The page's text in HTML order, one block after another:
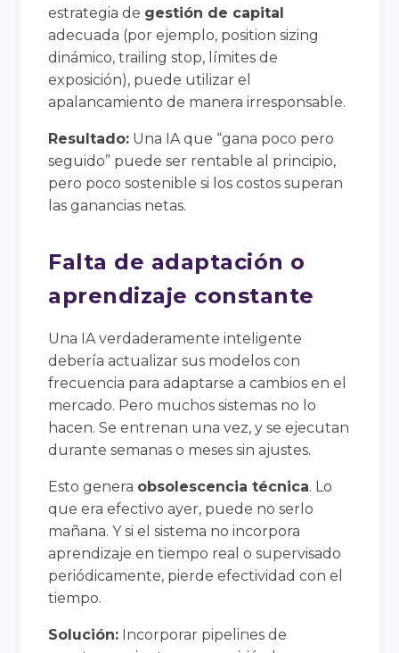
estrategia de gestión de capital
adecuada (por ejemplo, position sizing
dinámico, trailing stop, límites de
exposición), puede utilizar el
apalancamiento de manera irresponsable.
Resultado: Una IA que “gana poco pero
seguido” puede ser rentable al principio,
pero poco sostenible si los costos superan
las ganancias netas.
Falta de adaptación o
aprendizaje constante
Una IA verdaderamente inteligente
debería actualizar sus modelos con
frecuencia para adaptarse a cambios en el
mercado. Pero muchos sistemas no lo
hacen. Se entrenan una vez, y se ejecutan
durante semanas o meses sin ajustes.
Esto genera obsolescencia técnica. Lo
que era efectivo ayer, puede no serlo
mañana. Y si el sistema no incorpora
aprendizaje en tiempo real o supervisado
periódicamente, pierde efectividad con el
tiempo.
Solución: Incorporar pipelines de